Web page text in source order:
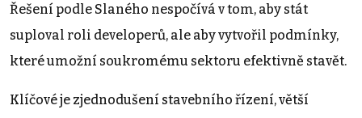
Řešení podle Slaného nespočívá v tom, aby stát
suploval roli developerů, ale aby vytvořil podmínky,
které umožní soukromému sektoru efektivně stavět.
Klíčové je zjednodušení stavebního řízení, větší